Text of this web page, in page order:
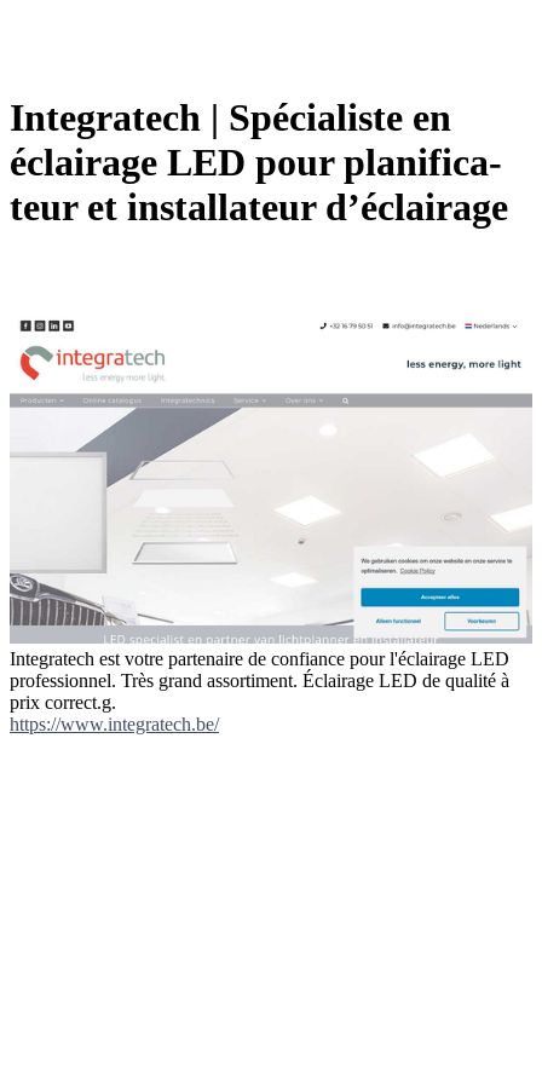
Integratech | Spécialiste en
éclairage LED pour planifica­
teur et instal­la­teur d’éclairage
Integratech est votre partenaire de confiance pour l'éclairage LED
professionnel. Très grand assortiment. Éclairage LED de qualité à
prix correct.g.
https://www.integratech.be/